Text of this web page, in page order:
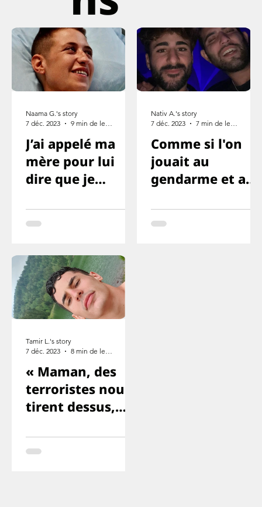
J’ai appelé ma
mère pour lui
dire que je
cette fois je ne
survivrai pas
Naama G.'s story
7 déc. 2023
9 min de lecture
Comme si l'on
jouait au
gendarme et au
quelque chose
comme ça
Nativ A.'s story
7 déc. 2023
7 min de lecture
« Maman, des
terroristes nous
tirent dessus,
sont morts. ».
Tamir L.'s story
7 déc. 2023
8 min de lecture